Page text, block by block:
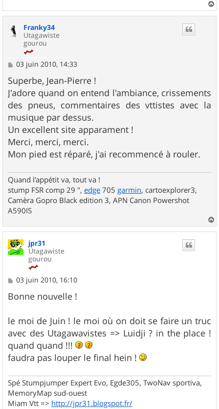
a
Franky34
Utagawiste
gourou
M
s
s
a
g
e
03 juin 2010, 14:33
Superbe, Jean-Pierre !
J'adore quand on entend l'ambiance, crissements
des pneus, commentaires des vttistes avec la
musique par dessus.
Un excellent site apparament !
Merci, merci, merci.
Mon pied est réparé, j'ai recommencé à rouler.
Quand l'appétit va, tout va !
stump FSR comp 29 ", edge 705 garmin, cartoexplorer3,
Camèra Gopro Black edition 3, APN Canon Powershot
A590IS
a
u
jpr31
Utagawiste
gourou
M
s
s
g
e
03 juin 2010, 16:10
Bonne nouvelle !
le moi de Juin ! le moi où on doit se faire un truc
avec des Utagawavistes => Luidji ? in the place !
quand quand !!!
faudra pas louper le final hein !
Spé Stumpjumper Expert Evo, Egde305, TwoNav sportiva,
MemoryMap sud-ouest
Miam Vtt => http://jpr31.blogspot.fr/